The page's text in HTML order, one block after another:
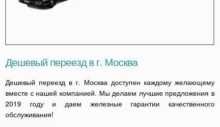
Дешевый переезд в г. Москва
Дешевый переезд в г. Москва доступен каждому желающему
вместе с нашей компанией. Мы делаем лучшие предложения в
2019 году и даем железные гарантии качественного
обслуживания!